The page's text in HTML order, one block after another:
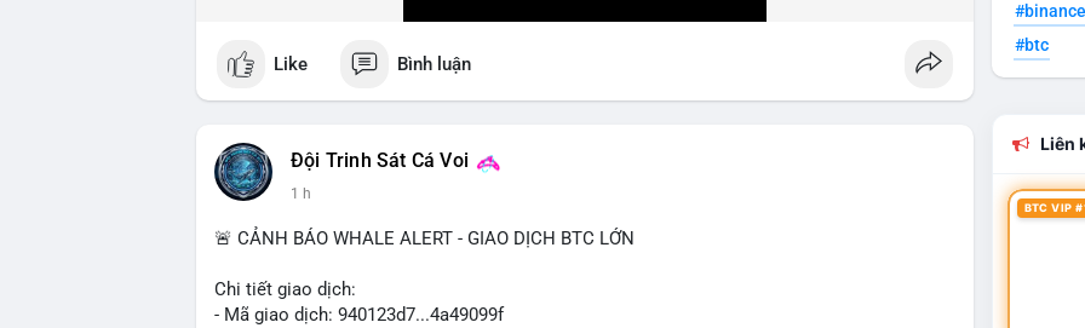
Like Bình luận
Đội Trinh Sát Cá Voi
1 h
🚨 CẢNH BÁO WHALE ALERT - GIAO DỊCH BTC LỚN
Chi tiết giao dịch:
- Mã giao dịch: 940123d7...4a49099f
#btc
Liên
BTC VIP